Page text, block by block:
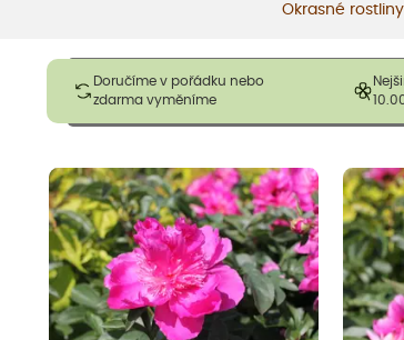
Okrasné rostliny
Doručíme v pořádku nebo
zdarma vyměníme
Obrázky slouží pouze pro ilustrační účely a
opadavé rostliny dodávány v dormantním